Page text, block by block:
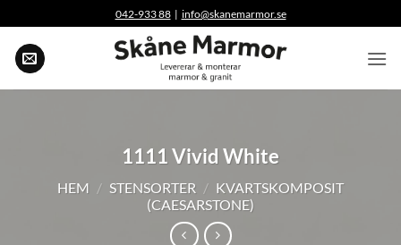
to
content
042-933 88| info@skanemarmor.se
1111 Vivid White
HEM / STENSORTER / KVARTSKOMPOSIT
(CAESARSTONE)